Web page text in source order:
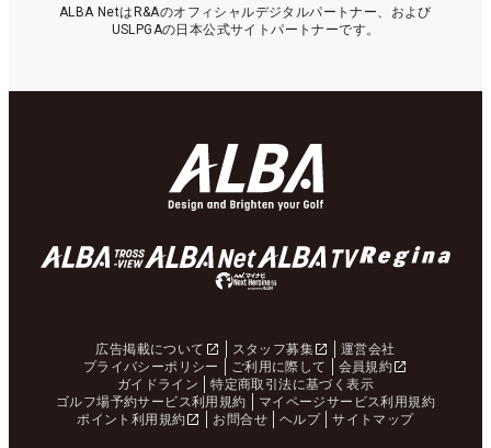
ALBA NetはR&Aのオフィシャルデジタルパートナー、および
USLPGAの日本公式サイトパートナーです。
広告掲載について スタッフ募集
運営会社
プライバシーポリシー
ご利用に際して
会員規約
ガイドライン
特定商取引法に基づく表示
ゴルフ場予約サービス利用規約
マイページサービス利用規約
ポイント利用規約
お問合せ ヘルプ サイトマップ